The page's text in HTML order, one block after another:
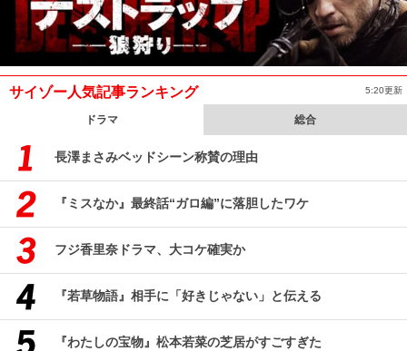
サイゾー人気記事ランキング 5:20更新
ドラマ 総合
長澤まさみベッドシーン称賛の理由
『ミスなか』最終話“ガロ編”に落胆したワケ
フジ香里奈ドラマ、大コケ確実か
『若草物語』相手に「好きじゃない」と伝える
『わたしの宝物』松本若菜の芝居がすごすぎた